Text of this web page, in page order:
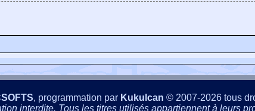
, programmation par Kukulcan © 2007-2026 tous
interdite. Tous les titres utilisés appartiennent à leurs